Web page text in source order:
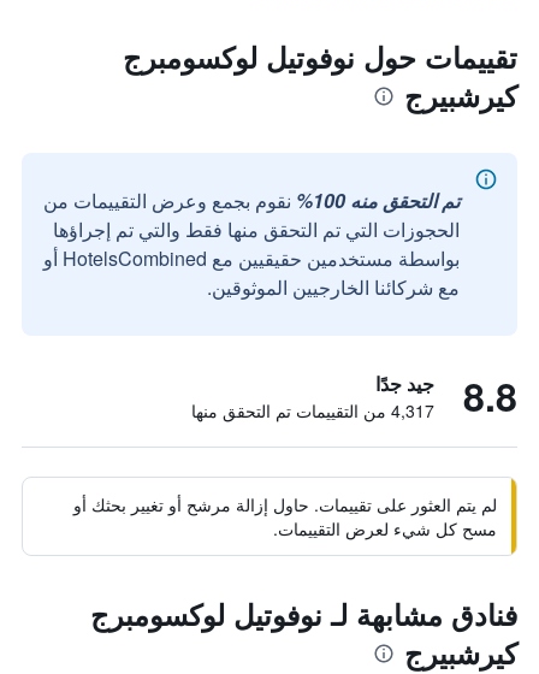
تقييمات حول نوفوتيل لوكسومبرج
كيرشبيرج
تم التحقق منه 100%
نقوم بجمع وعرض التقييمات من
الحجوزات التي تم التحقق منها فقط والتي تم إجراؤها
بواسطة مستخدمين حقيقيين مع HotelsCombined أو
مع شركائنا الخارجيين الموثوقين.
8.8 جيد جدًا
4,317 من التقييمات تم التحقق منها
لم يتم العثور على تقييمات. حاول إزالة مرشح أو تغيير بحثك أو
مسح كل شيء لعرض التقييمات.
فنادق مشابهة لـ نوفوتيل لوكسومبرج
كيرشبيرج